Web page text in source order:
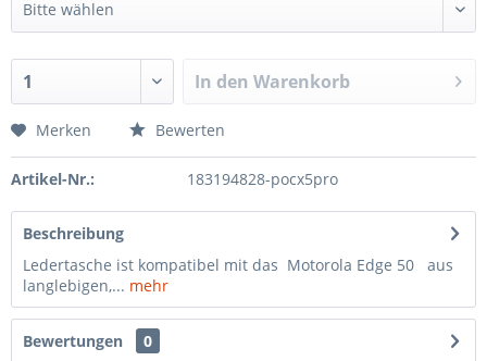
In den Warenkorb
Merken Bewerten
Artikel-Nr.: 183194828-pocx5pro
Beschreibung
Ledertasche ist kompatibel mit das Motorola Edge 50 aus
langlebigen,... mehr
Bewertungen
0